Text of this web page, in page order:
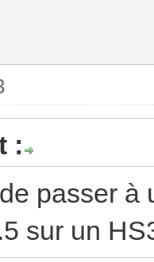
:
passer à
sur un